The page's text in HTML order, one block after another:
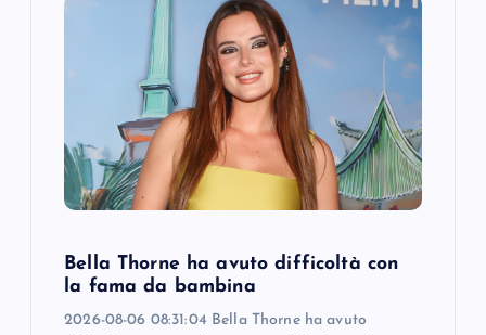
Bella Thorne ha avuto difficoltà con
la fama da bambina
2026-08-06 08:31:04 Bella Thorne ha avuto